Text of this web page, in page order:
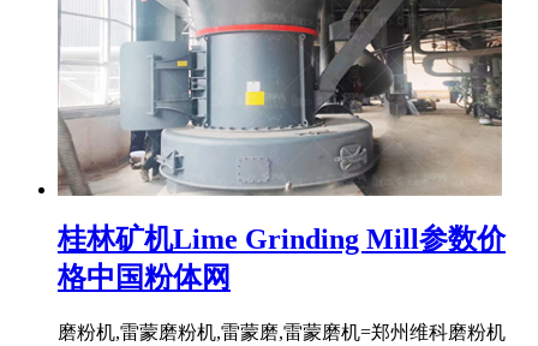
桂林矿机Lime Grinding Mill参数价
格中国粉体网
磨粉机,雷蒙磨粉机,雷蒙磨,雷蒙磨机=郑州维科磨粉机